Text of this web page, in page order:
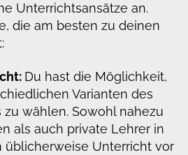
Unterrichtsansätze an.
die am besten zu deinen
Du hast die Möglichkeit,
Varianten des
wählen. Sowohl nahezu
als auch private Lehrer in
üblicherweise Unterricht vor